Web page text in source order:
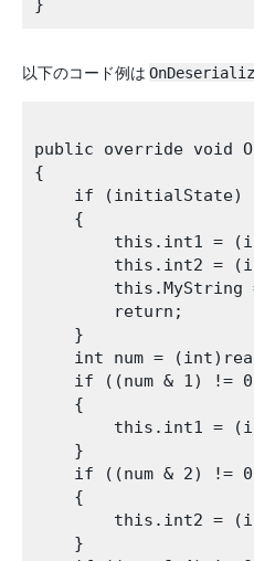
以下のコード例は
public override void
{
    if (initialState)
    {
this.int1 =
this.int2 =
this.MyString
        return;
    }
int num =
if ((num & 1) !=
    {
this.int1 =
    }
if ((num & 2) !=
    {
this.int2 =
    }